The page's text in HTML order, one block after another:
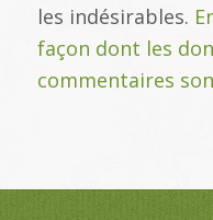
les indésirables.
façon dont les
commentaires